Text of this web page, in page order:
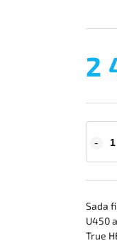
2
Sada
U450
True